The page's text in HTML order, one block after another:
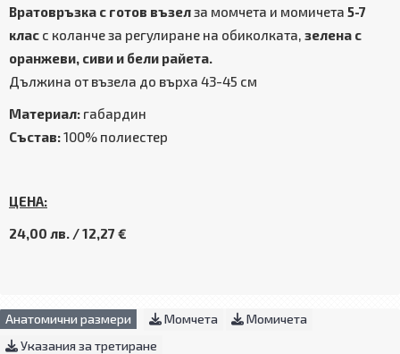
Вратовръзка с готов възелза момчета и момичета 5-7
клас с коланче за регулиране на обиколката, зелена с
оранжеви, сиви и бели райета.
Дължина от възела до върха 43-45 см
Материал: габардин
Състав:100% полиестер
ЦЕНА:
24,00 лв. / 12,27 €
Анатомични размери Момчета
Момичета
Указания за третиране